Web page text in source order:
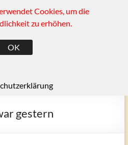
Umgebung
gestern
Cookies, um die
zu erhöhen.
OK